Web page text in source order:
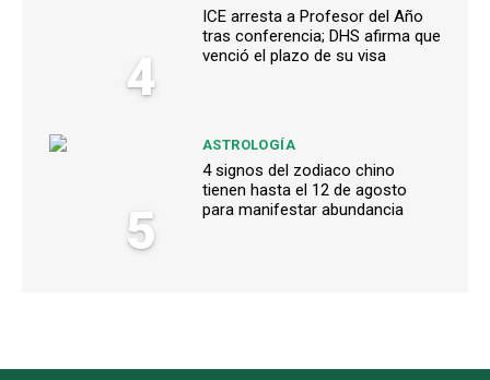
4
ICE arresta a Profesor del Año
tras conferencia; DHS afirma que
venció el plazo de su visa
5
ASTROLOGÍA
4 signos del zodiaco chino
tienen hasta el 12 de agosto
para manifestar abundancia